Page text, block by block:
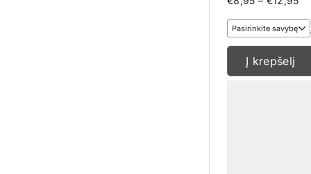
Į krepšelį